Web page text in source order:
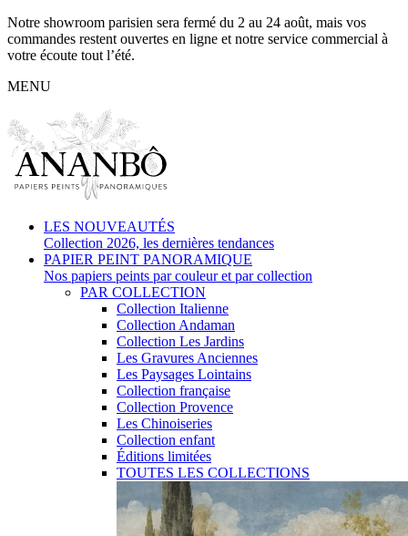
Notre showroom parisien sera fermé du 2 au 24 août, mais vos
commandes restent ouvertes en ligne et notre service commercial à
votre écoute tout l’été.
MENU
LES NOUVEAUTÉS
Collection 2026, les dernières tendances
PAPIER PEINT PANORAMIQUE
Nos papiers peints par couleur et par collection
PAR COLLECTION
Collection Italienne
Collection Andaman
Collection Les Jardins
Les Gravures Anciennes
Les Paysages Lointains
Collection française
Collection Provence
Les Chinoiseries
Collection enfant
Éditions limitées
TOUTES LES COLLECTIONS